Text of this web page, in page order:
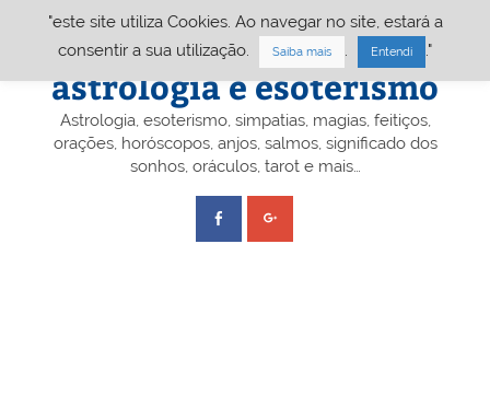
Portal A&E – Portal
astrologia e esoterismo
Astrologia, esoterismo, simpatias, magias, feitiços,
orações, horóscopos, anjos, salmos, significado dos
sonhos, oráculos, tarot e mais…
"este site utiliza Cookies. Ao navegar no site, estará a
consentir a sua utilização.
Saiba mais Entendi ."